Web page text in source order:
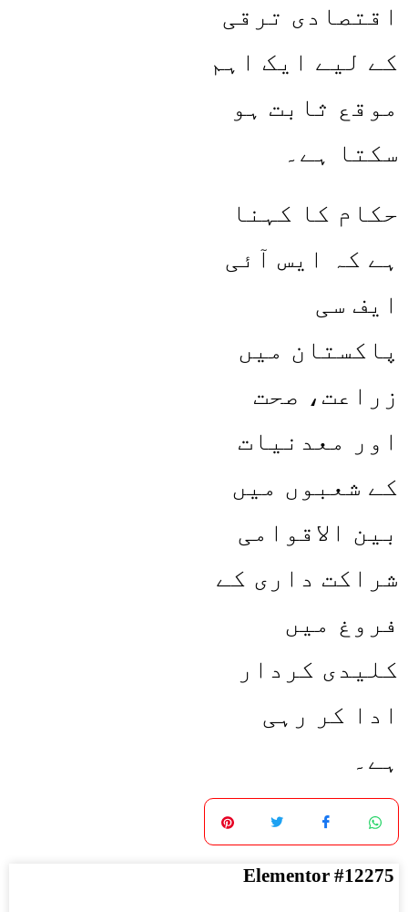
اقتصادی ترقی
کے لیے ایک اہم
موقع ثابت ہو
سکتا ہے۔
حکام کا کہنا
ہے کہ ایس آئی
ایف سی
پاکستان میں
زراعت، صحت
اور معدنیات
کے شعبوں میں
بین الاقوامی
شراکت داری کے
فروغ میں
کلیدی کردار
ادا کر رہی
ہے۔
Elementor #12275